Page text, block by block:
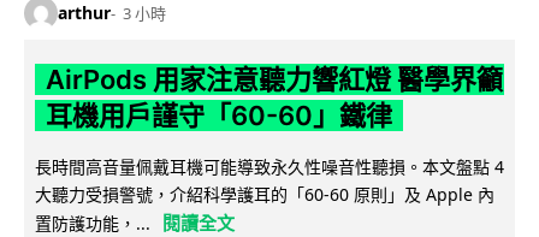
arthur 3 小時
AirPods 用家注意聽力響紅燈 醫學界籲
耳機用戶謹守「60-60」鐵律
長時間高音量佩戴耳機可能導致永久性噪音性聽損。本文盤點 4
大聽力受損警號，介紹科學護耳的「60-60 原則」及 Apple 內
置防護功能，...
閱讀全文